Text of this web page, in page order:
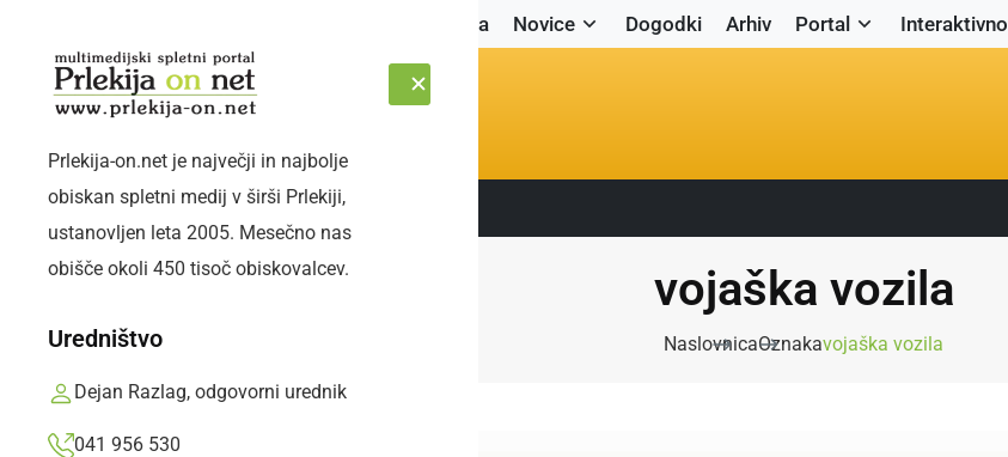
Naslovnica Novice Dogodki Arhiv Portal Interaktivno
ČETRTEK, 6. AVGUST 2026 Sledite nam:
Prlekija-on.net je največji in najbolje
obiskan spletni medij v širši Prlekiji,
ustanovljen leta 2005. Mesečno nas
obišče okoli 450 tisoč obiskovalcev.
Uredništvo
Dejan Razlag, odgovorni urednik
041 956 530
vojaška vozila
NaslovnicaOznakavojaška vozila